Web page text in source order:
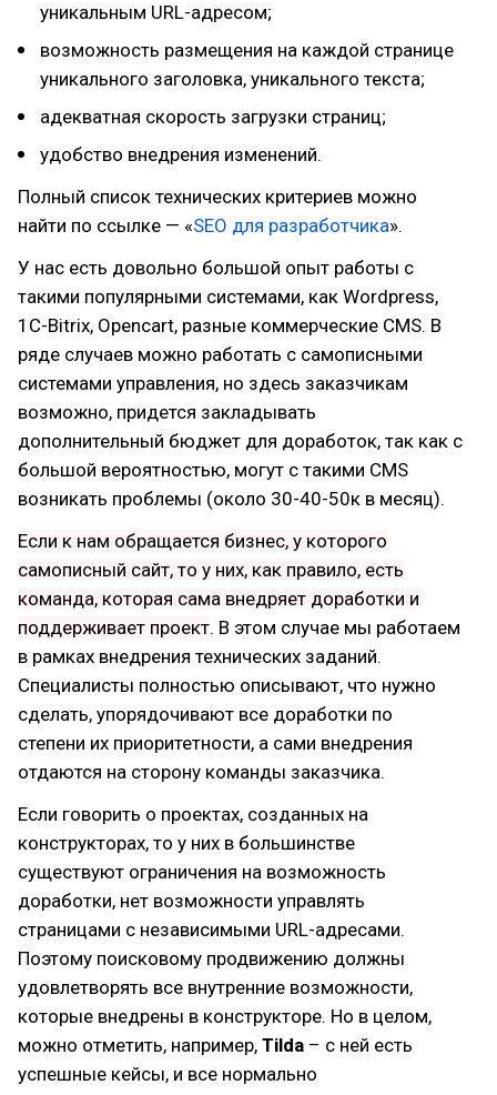
уникальным URL-адресом;
возможность размещения на каждой странице
уникального заголовка, уникального текста;
адекватная скорость загрузки страниц;
удобство внедрения изменений.
Полный список технических критериев можно
найти по ссылке — «SEO для разработчика».
У нас есть довольно большой опыт работы с
такими популярными системами, как Wordpress,
1C-Bitrix, Opencart, разные коммерческие CMS. В
ряде случаев можно работать с самописными
системами управления, но здесь заказчикам
возможно, придется закладывать
дополнительный бюджет для доработок, так как с
большой вероятностью, могут с такими CMS
возникать проблемы (около 30-40-50к в месяц).
Если к нам обращается бизнес, у которого
самописный сайт, то у них, как правило, есть
команда, которая сама внедряет доработки и
поддерживает проект. В этом случае мы работаем
в рамках внедрения технических заданий.
Специалисты полностью описывают, что нужно
сделать, упорядочивают все доработки по
степени их приоритетности, а сами внедрения
отдаются на сторону команды заказчика.
Если говорить о проектах, созданных на
конструкторах, то у них в большинстве
существуют ограничения на возможность
доработки, нет возможности управлять
страницами с независимыми URL-адресами.
Поэтому поисковому продвижению должны
удовлетворять все внутренние возможности,
которые внедрены в конструкторе. Но в целом,
можно отметить, например, Tilda – с ней есть
успешные кейсы, и все нормально